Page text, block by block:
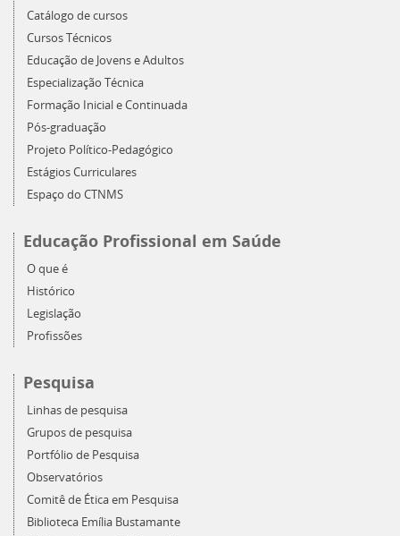
Catálogo de cursos
Cursos Técnicos
Educação de Jovens e Adultos
Especialização Técnica
Formação Inicial e Continuada
Pós-graduação
Projeto Político-Pedagógico
Estágios Curriculares
Espaço do CTNMS
Educação Profissional em Saúde
O que é
Histórico
Legislação
Profissões
Pesquisa
Linhas de pesquisa
Grupos de pesquisa
Portfólio de Pesquisa
Observatórios
Comitê de Ética em Pesquisa
Biblioteca Emília Bustamante